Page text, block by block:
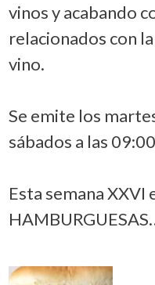
vinos y acabando
relacionados con
vino.
Se emite los
sábados a las
Esta semana